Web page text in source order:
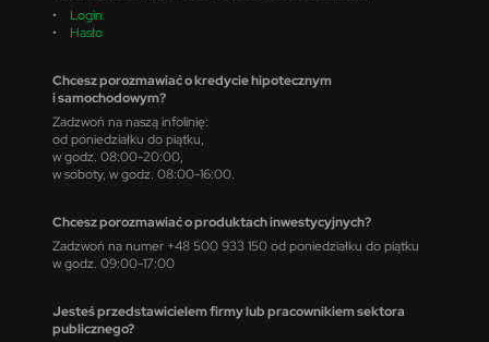
• Login
• Hasło
Chcesz porozmawiać o kredycie hipotecznym
i samochodowym?
Zadzwoń na naszą infolinię:
od poniedziałku do piątku,
w godz. 08:00-20:00,
w soboty, w godz. 08:00-16:00.
Chcesz porozmawiać o produktach inwestycyjnych?
Zadzwoń na numer +48 500 933 150 od poniedziałku do piątku
w godz. 09:00-17:00
Jesteś przedstawicielem firmy lub pracownikiem sektora
publicznego?